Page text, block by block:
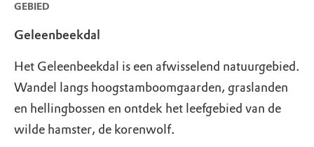
GEBIED
Geleenbeekdal
Het Geleenbeekdal is een afwisselend natuurgebied.
Wandel langs hoogstamboomgaarden, graslanden
en hellingbossen en ontdek het leefgebied van de
wilde hamster, de korenwolf.